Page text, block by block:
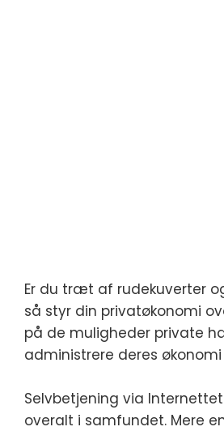
Er du træt af rudekuverter
så styr din privatøkonomi
på de muligheder private
administrere deres
Selvbetjening via
overalt i samfundet. Mere